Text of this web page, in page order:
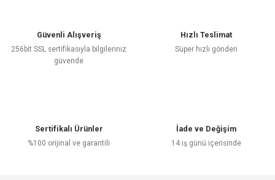
Güvenli Alışveriş
256bit SSL sertifikasıyla bilgileriniz
güvende
Hızlı Teslimat
Süper hızlı gönderi
Sertifikalı Ürünler
%100 orijinal ve garantili
İade ve Değişim
14 iş günü içerisinde